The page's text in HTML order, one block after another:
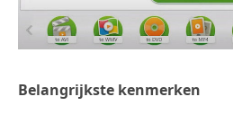
Belangrijkste kenmerken